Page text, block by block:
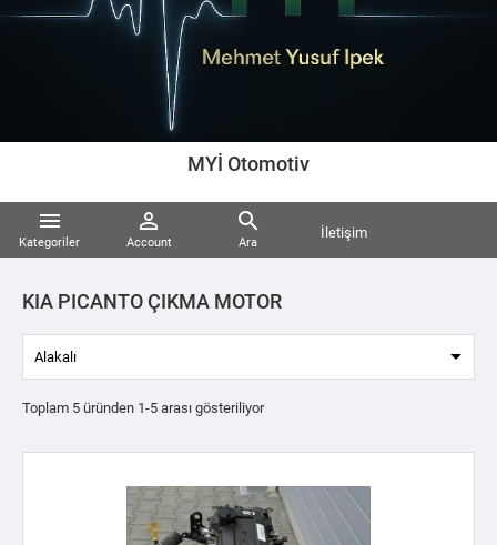
MYİ Otomotiv

Kategoriler

Account

Ara
İletişim
KIA PICANTO ÇIKMA MOTOR
Alakalı 
Toplam 5 üründen 1-5 arası gösteriliyor